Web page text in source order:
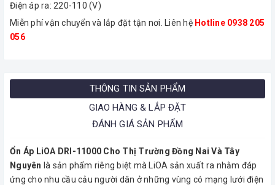
Điện áp ra: 220-110 (V)
Miễn phí vận chuyển và lắp đặt tận nơi. Liên hệ Hotline 0938 205
056​
THÔNG TIN SẢN PHẨM
GIAO HÀNG & LẮP ĐẶT
ĐÁNH GIÁ SẢN PHẨM
Ổn Áp LiOA DRI-11000 Cho Thị Trường Đồng Nai Và Tây
Nguyên là sản phẩm riêng biệt mà LiOA sản xuất ra nhằm đáp
ứng cho nhu cầu cảu người dân ở những vùng có mạng lưới điện